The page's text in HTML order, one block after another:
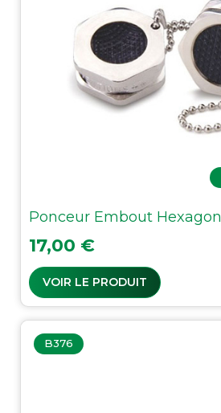
Ponceur Embout
Prix
17,00 €
VOIR LE PRODUIT
B376